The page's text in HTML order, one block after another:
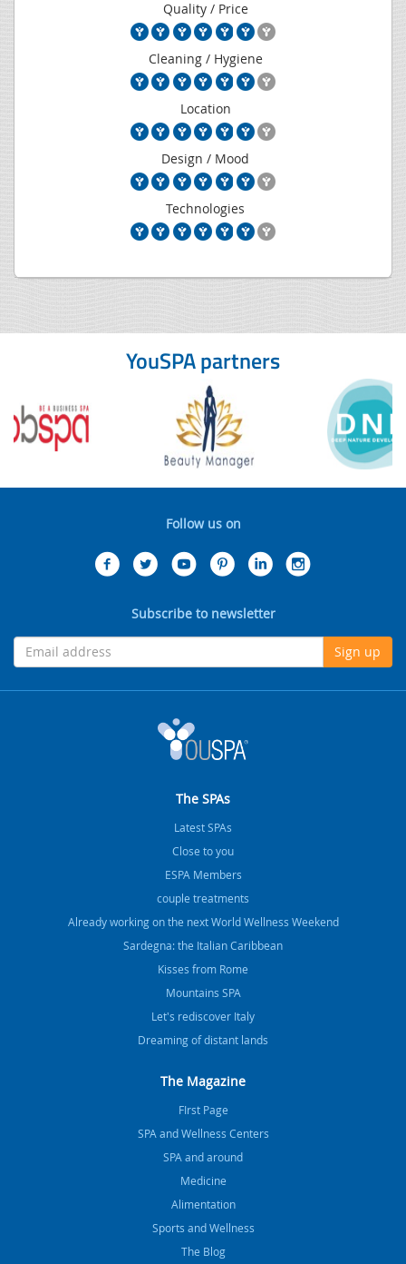
Quality / Price
Cleaning / Hygiene
Location
Design / Mood
Technologies
YouSPA partners
Follow us on
Subscribe to newsletter
Sign up
The SPAs
Latest SPAs
Close to you
ESPA Members
couple treatments
Already working on the next World Wellness Weekend
Sardegna: the Italian Caribbean
Kisses from Rome
Mountains SPA
Let's rediscover Italy
Dreaming of distant lands
The Magazine
FIrst Page
SPA and Wellness Centers
SPA and around
Medicine
Alimentation
Sports and Wellness
The Blog